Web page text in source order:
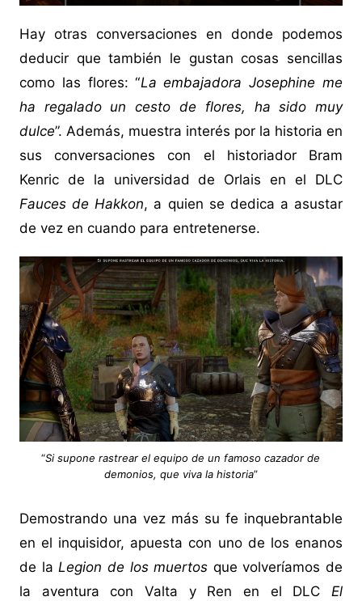
Hay otras conversaciones en donde podemos
deducir que también le gustan cosas sencillas
como las flores: “La embajadora Josephine me
ha regalado un cesto de flores, ha sido muy
dulce”. Además, muestra interés por la historia en
sus conversaciones con el historiador Bram
Kenric de la universidad de Orlais en el DLC
Fauces de Hakkon, a quien se dedica a asustar
de vez en cuando para entretenerse.
“Si supone rastrear el equipo de un famoso cazador de
demonios, que viva la historia”
Demostrando una vez más su fe inquebrantable
en el inquisidor, apuesta con uno de los enanos
de laLegion de los muertos que volveríamos de
la aventura con Valta y Ren en el DLCEl